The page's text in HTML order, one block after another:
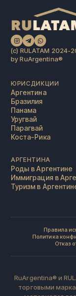
(c) RULATAM 2024-
by RuArgentina®️
ЮРИСДИКЦИИ
Аргентина
Бразилия
Панама
Уругвай
Парагвай
Коста-Рика
АРГЕНТИНА
Роды в Аргентине
Иммиграция в
Туризм в
Правила
Политика
Отказ
RuArgentina® и
торговыми